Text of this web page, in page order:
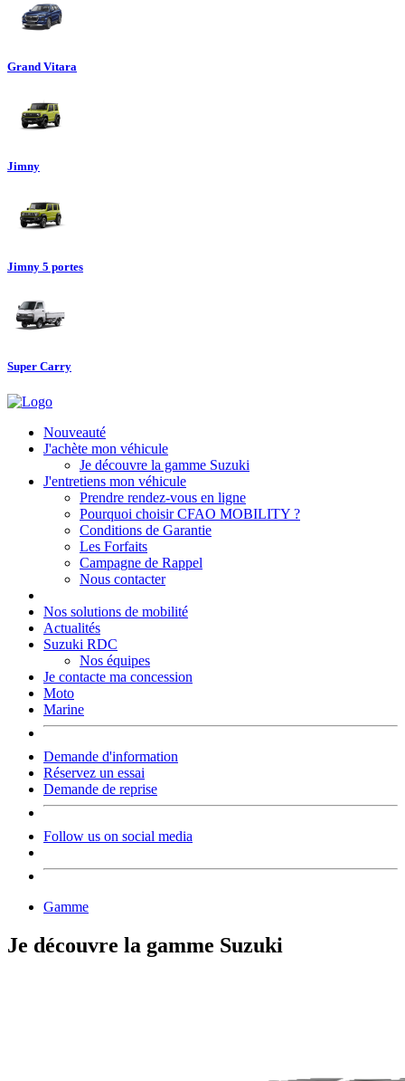
Grand Vitara
Jimny
Jimny 5 portes
Super Carry
Nouveauté
J'achète mon véhicule
Je découvre la gamme Suzuki
J'entretiens mon véhicule
Prendre rendez-vous en ligne
Pourquoi choisir CFAO MOBILITY ?
Conditions de Garantie
Les Forfaits
Campagne de Rappel
Nous contacter
Nos solutions de mobilité
Actualités
Suzuki RDC
Nos équipes
Je contacte ma concession
Moto
Marine
Demande d'information
Réservez un essai
Demande de reprise
Follow us on social media
Gamme
Je découvre la gamme Suzuki